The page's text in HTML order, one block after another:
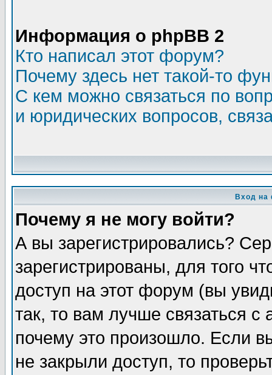
Информация о phpBB 2
Кто написал этот форум?
Почему здесь нет такой-то
С кем можно связаться по
и юридических вопросов,
Вход на
Почему я не могу войти?
А вы зарегистрировались?
зарегистрированы, для того
доступ на этот форум (вы
так, то вам лучше связаться
почему это произошло. Если
не закрыли доступ, то